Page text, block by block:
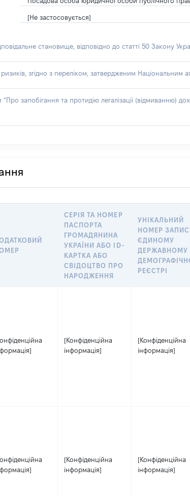
[Не застосовується]
становище, відповідно до статті 50 Закону
згідно з переліком, затвердженим Національним
запобігання та протидію легалізації
СЕРІЯ ТА НОМЕР
ПАСПОРТА
ГРОМАДЯНИНА
УКРАЇНИ АБО ID-
КАРТКА АБО
СВІДОЦТВО ПРО
НАРОДЖЕННЯ
УНІКАЛЬНИЙ
НОМЕР
ЄДИНОМУ
ДЕРЖАВНОМУ
РЕЄСТРІ
[Конфіденційна
інформація]
[Конфіденційна
інформація]
[Конфіденційна
інформація]
[Конфіденційна
інформація]